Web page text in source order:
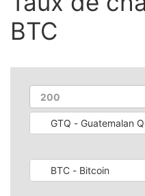
BTC
GTQ - Guatemalan
BTC - Bitcoin